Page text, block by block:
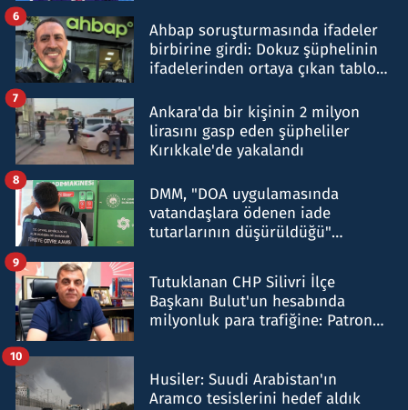
Ahbap soruşturmasında ifadeler
birbirine girdi: Dokuz şüphelinin
ifadelerinden ortaya çıkan tablo
6
Ankara'da bir kişinin 2 milyon
lirasını gasp eden şüpheliler
Kırıkkale'de yakalandı
7
DMM, "DOA uygulamasında
vatandaşlara ödenen iade
tutarlarının düşürüldüğü"
8
Tutuklanan CHP Silivri İlçe
Başkanı Bulut'un hesabında
milyonluk para trafiğine: Patron
9
Husiler: Suudi Arabistan'ın
Aramco tesislerini hedef aldık
10